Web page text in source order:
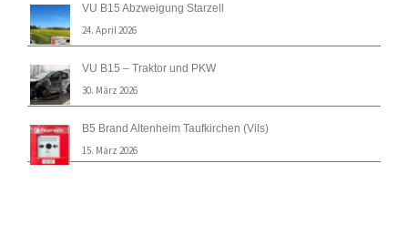
VU B15 Abzweigung Starzell
24. April 2026
VU B15 – Traktor und PKW
30. März 2026
B5 Brand Altenheim Taufkirchen (Vils)
15. März 2026